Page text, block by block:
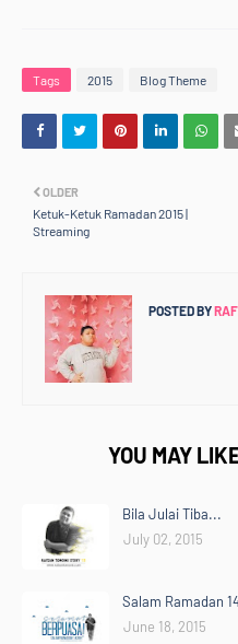
Tags 2015 Blog Theme
OLDER
Ketuk-Ketuk Ramadan 2015 |
Streaming
POSTED BY
YOU MAY
Bila Julai Tiba...
July 02, 2015
Salam Ramadan
June 18, 2015